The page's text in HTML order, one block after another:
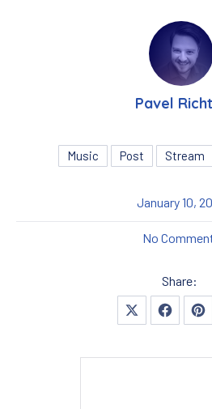
Pavel
Music Post Stream
January 10,
No
Share:
Share on XShare on